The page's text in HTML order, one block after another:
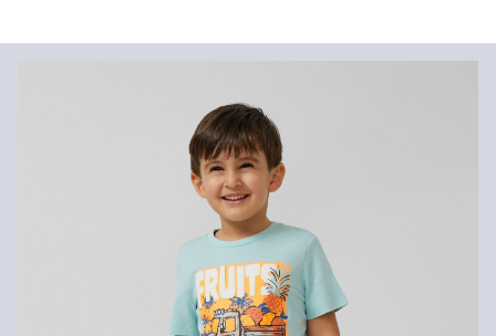
Materiaal: Katoen
Niet bleken met chloor
Niet geschikt voor de droger
Geen chemische reiniging mogelijk
Normaal wasprogramma 40 °C
Matig heet strijken
Je bestelling wordt binnen 3-5 werkdagen verzonden door Post
Je kunt je artikelen binnen 14 dagen gratis aan ons retourneren.
Als je onze s.Oliver Card hebt, kun je artikelen zelfs binnen 30
dagen gratis retourneren.